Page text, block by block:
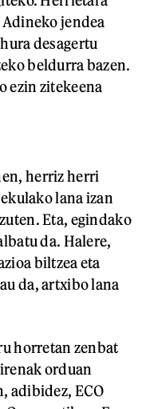
jendea
desagertu
beldurra bazen.
ezin zitekeena
herriz herri
lana izan
Eta, egindako
da. Halere,
biltzea eta
da, artxibo lana
horretan zenbat
orduan
adibidez, ECO